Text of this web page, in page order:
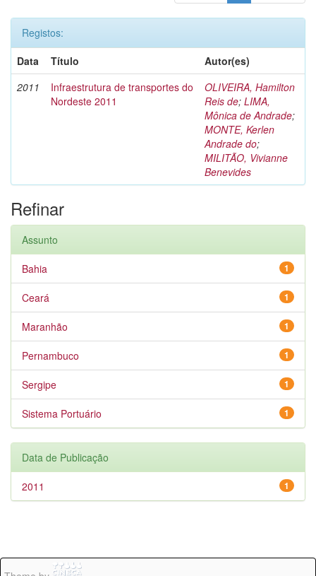
Registos:
Data
Título
Autor(es)
2011
Infraestrutura de transportes do
Nordeste 2011
OLIVEIRA, Hamilton
Reis de; LIMA,
Mônica de Andrade;
MONTE, Kerlen
Andrade do;
MILITÃO, Vivianne
Benevides
Refinar
Assunto
1
Bahia
1
Ceará
1
Maranhão
1
Pernambuco
1
Sergipe
1
Sistema Portuário
Data de Publicação
1
2011